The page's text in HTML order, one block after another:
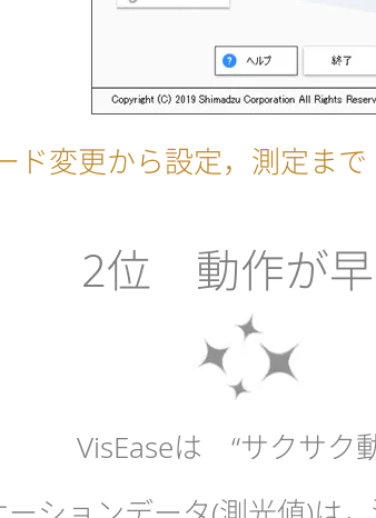
ド変更から設定，測定ま
2位 動作が
VisEaseは “サクサク